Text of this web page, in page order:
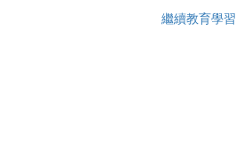
繼續教育學習